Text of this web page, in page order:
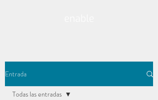
Entrada
Todas las entradas